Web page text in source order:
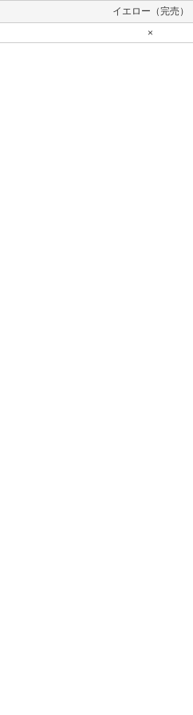
イエロー（完売）
×